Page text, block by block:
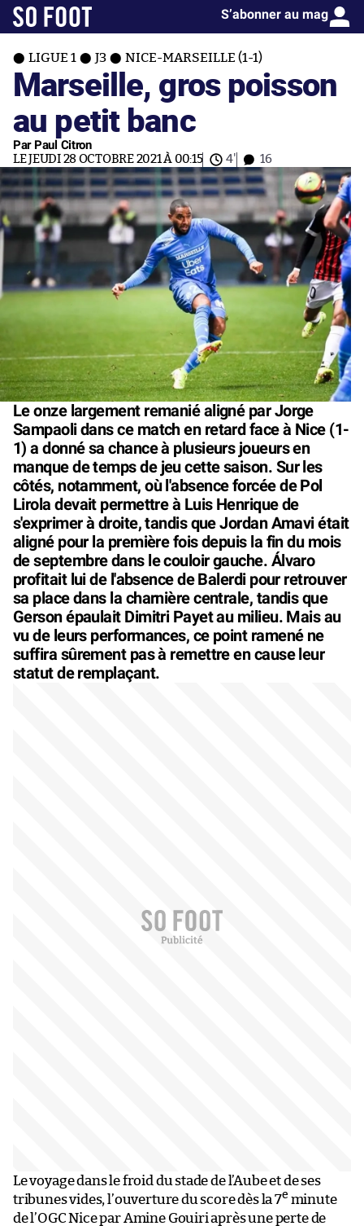
S’abonner au mag
LIGUE 1 J3 NICE-MARSEILLE (1-1)
Marseille, gros poisson
au petit banc
Par Paul Citron
LE JEUDI 28 OCTOBRE 2021 À 00:15 4' 16
Le onze largement remanié aligné par Jorge
Sampaoli dans ce match en retard face à Nice (1-
1) a donné sa chance à plusieurs joueurs en
manque de temps de jeu cette saison. Sur les
côtés, notamment, où l'absence forcée de Pol
Lirola devait permettre à Luis Henrique de
s'exprimer à droite, tandis que Jordan Amavi était
aligné pour la première fois depuis la fin du mois
de septembre dans le couloir gauche. Álvaro
profitait lui de l'absence de Balerdi pour retrouver
sa place dans la charnière centrale, tandis que
Gerson épaulait Dimitri Payet au milieu. Mais au
vu de leurs performances, ce point ramené ne
suffira sûrement pas à remettre en cause leur
statut de remplaçant.
Le voyage dans le froid du stade de l’Aube et de ses
tribunes vides, l’ouverture du score dès la 7e minute
de l’OGC Nice par Amine Gouiri après une perte de